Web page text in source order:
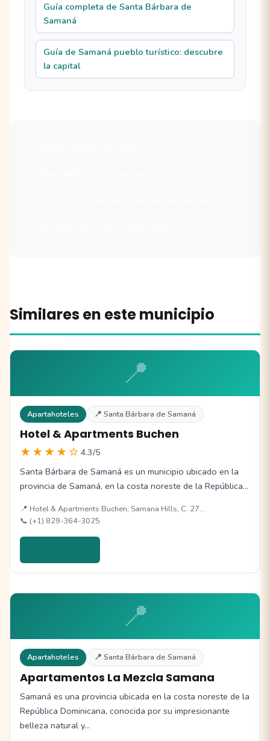
Guía completa de Santa Bárbara de
Samaná
Guía de Samaná pueblo turístico: descubre
la capital
Similares en este municipio
📍
Apartahoteles 📍 Santa Bárbara de Samaná
Hotel & Apartments Buchen
★★★★☆ 4.3/5
Santa Bárbara de Samaná es un municipio ubicado en la
provincia de Samaná, en la costa noreste de la República…
📍 Hotel & Apartments Buchen, Samana Hills, C. 27…
📞 (+1) 829-364-3025
📍
Apartahoteles 📍 Santa Bárbara de Samaná
Apartamentos La Mezcla Samana
Samaná es una provincia ubicada en la costa noreste de la
República Dominicana, conocida por su impresionante
belleza natural y…